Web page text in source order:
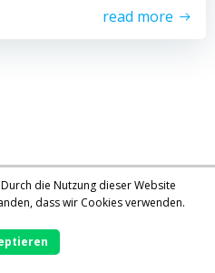
read more
die Nutzung dieser Website
dass wir Cookies verwenden.